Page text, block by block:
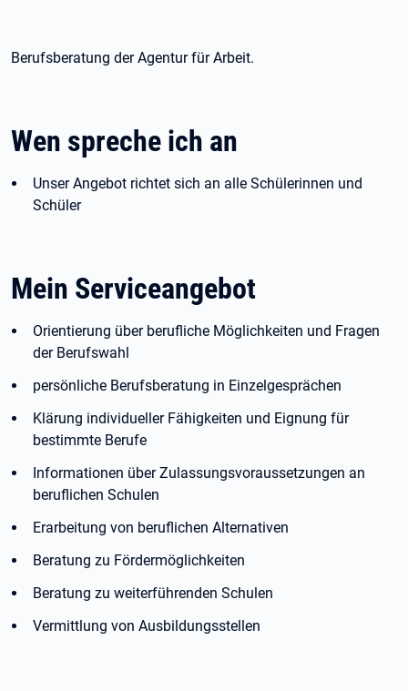
Berufsberatung der Agentur für Arbeit.
Wen spreche ich an
Unser Angebot richtet sich an alle Schülerinnen und
Schüler
Mein Serviceangebot
Orientierung über berufliche Möglichkeiten und Fragen
der Berufswahl
persönliche Berufsberatung in Einzelgesprächen
Klärung individueller Fähigkeiten und Eignung für
bestimmte Berufe
Informationen über Zulassungsvoraussetzungen an
beruflichen Schulen
Erarbeitung von beruflichen Alternativen
Beratung zu Fördermöglichkeiten
Beratung zu weiterführenden Schulen
Vermittlung von Ausbildungsstellen